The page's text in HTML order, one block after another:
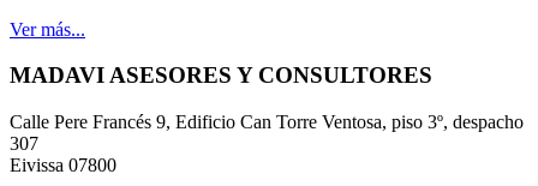
Ver más...
MADAVI ASESORES Y CONSULTORES
Calle Pere Francés 9, Edificio Can Torre Ventosa, piso 3º, despacho
307
Eivissa 07800